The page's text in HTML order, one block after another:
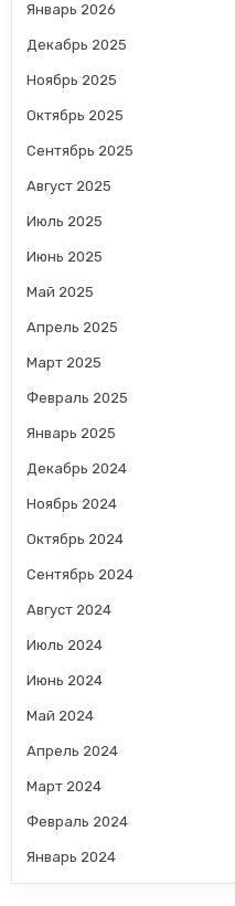
Январь 2026
Декабрь 2025
Ноябрь 2025
Октябрь 2025
Сентябрь 2025
Август 2025
Июль 2025
Июнь 2025
Май 2025
Апрель 2025
Март 2025
Февраль 2025
Январь 2025
Декабрь 2024
Ноябрь 2024
Октябрь 2024
Сентябрь 2024
Август 2024
Июль 2024
Июнь 2024
Май 2024
Апрель 2024
Март 2024
Февраль 2024
Январь 2024